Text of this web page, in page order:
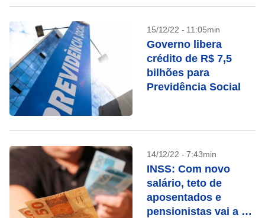
15/12/22 - 11:05min
Governo libera
crédito de R$ 7,5
bilhões para
Previdência Social
14/12/22 - 7:43min
INSS: Com novo
salário, teto de
aposentados e
pensionistas vai a R$